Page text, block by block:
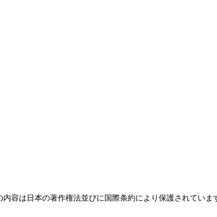
容は日本の著作権法並びに国際条約により保護されていま